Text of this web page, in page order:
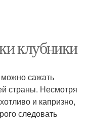
клубники
можно сажать
страны. Несмотря
и капризно,
следовать